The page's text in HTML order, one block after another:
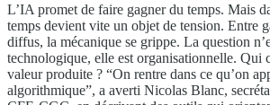
L’IA promet de faire gagner du temps. Mais
temps devient vite un objet de tension. Entre
diffus, la mécanique se grippe. La question
technologique, elle est organisationnelle. Qui
valeur produite ? “On rentre dans ce qu’on
algorithmique”, a averti Nicolas Blanc,